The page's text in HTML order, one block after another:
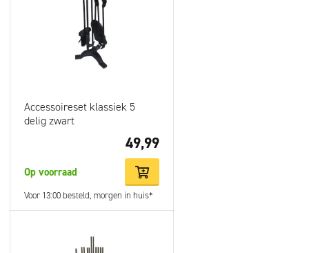
houtkachel onder een veranda of in je woonkamer. Waar je ook
voor kiest, bekijk voor een feilloze installatie en strakke
afwerking ook de Livn montagematerialen.
Accessoireset klassiek 5
delig zwart
49,99
Op voorraad
Voor 13:00 besteld, morgen in huis*